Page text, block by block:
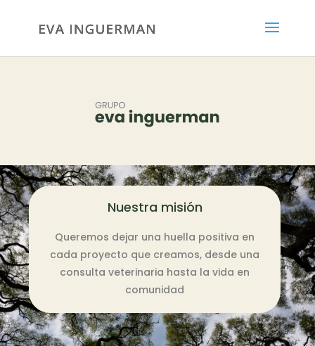
Nuestra misión
Queremos dejar una huella positiva en
cada proyecto que creamos, desde una
consulta veterinaria hasta la vida en
comunidad